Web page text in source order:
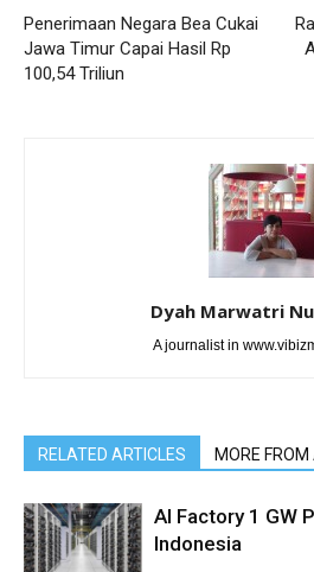
Penerimaan Negara Bea Cukai
Jawa Timur Capai Hasil Rp
100,54 Triliun
Dyah Marwatri
A journalist in
RELATED ARTICLES MORE
AI Factory 1 GW
Indonesia